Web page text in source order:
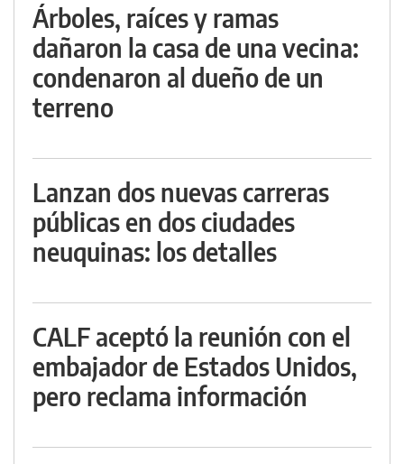
Árboles, raíces y ramas
dañaron la casa de una vecina:
condenaron al dueño de un
terreno
Lanzan dos nuevas carreras
públicas en dos ciudades
neuquinas: los detalles
CALF aceptó la reunión con el
embajador de Estados Unidos,
pero reclama información